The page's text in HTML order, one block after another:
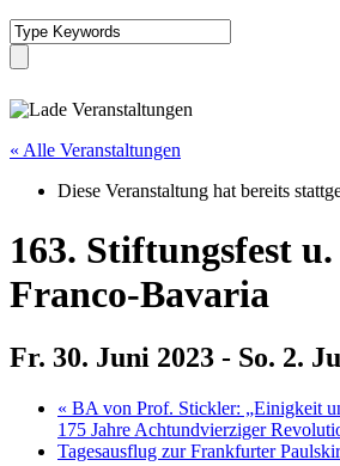
« Alle Veranstaltungen
Diese Veranstaltung hat bereits
163. Stiftungsfest
Franco-Bavaria
Fr. 30. Juni 2023 - So. 2.
« BA von Prof. Stickler: „Einigkeit
175 Jahre Achtundvierziger
Tagesausflug zur Frankfurter